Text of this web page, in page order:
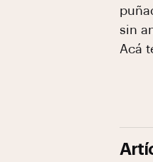
sin
Acá